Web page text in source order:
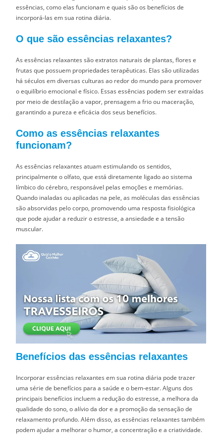
essências, como elas funcionam e quais são os benefícios de
incorporá-las em sua rotina diária.
O que são essências relaxantes?
As essências relaxantes são extratos naturais de plantas, flores e
frutas que possuem propriedades terapêuticas. Elas são utilizadas
há séculos em diversas culturas ao redor do mundo para promover
o equilíbrio emocional e físico. Essas essências podem ser extraídas
por meio de destilação a vapor, prensagem a frio ou maceração,
garantindo a pureza e eficácia dos seus benefícios.
Como as essências relaxantes
funcionam?
As essências relaxantes atuam estimulando os sentidos,
principalmente o olfato, que está diretamente ligado ao sistema
límbico do cérebro, responsável pelas emoções e memórias.
Quando inaladas ou aplicadas na pele, as moléculas das essências
são absorvidas pelo corpo, promovendo uma resposta fisiológica
que pode ajudar a reduzir o estresse, a ansiedade e a tensão
muscular.
Benefícios das essências relaxantes
Incorporar essências relaxantes em sua rotina diária pode trazer
uma série de benefícios para a saúde e o bem-estar. Alguns dos
principais benefícios incluem a redução do estresse, a melhora da
qualidade do sono, o alívio da dor e a promoção da sensação de
relaxamento profundo. Além disso, as essências relaxantes também
podem ajudar a melhorar o humor, a concentração e a criatividade.